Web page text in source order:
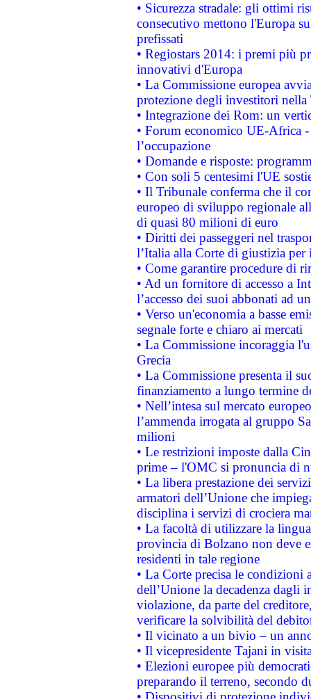
• Sicurezza stradale: gli ottimi
consecutivo mettono l'Europa
prefissati
• Regiostars 2014: i premi più
innovativi d'Europa
• La Commissione europea
protezione degli investitori
• Integrazione dei Rom: un
• Forum economico UE-Africa -
l’occupazione
• Domande e risposte:
• Con soli 5 centesimi l'UE
• Il Tribunale conferma che il
europeo di sviluppo regionale
di quasi 80 milioni di euro
• Diritti dei passeggeri nel
l’Italia alla Corte di giustizia
• Come garantire procedure di
• Ad un fornitore di accesso a
l’accesso dei suoi abbonati ad
• Verso un'economia a basse
segnale forte e chiaro ai mercati
• La Commissione incoraggia
Grecia
• La Commissione presenta il
finanziamento a lungo termine
• Nell’intesa sul mercato
l’ammenda irrogata al gruppo
milioni
• Le restrizioni imposte dalla
prime – l'OMC si pronuncia di
• La libera prestazione dei
armatori dell’Unione che
disciplina i servizi di crociera
• La facoltà di utilizzare la
provincia di Bolzano non deve
residenti in tale regione
• La Corte precisa le
dell’Unione la decadenza dagli
violazione, da parte del
verificare la solvibilità del
• Il vicinato a un bivio – un
• Il vicepresidente Tajani in
• Elezioni europee più
preparando il terreno, secondo